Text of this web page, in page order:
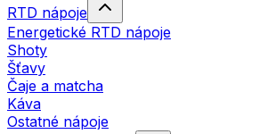
RTD nápoje
Energetické RTD nápoje
Shoty
Šťavy
Čaje a matcha
Káva
Ostatné nápoje